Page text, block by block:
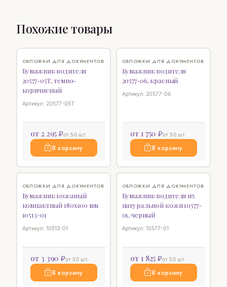
Похожие товары
♡
ОБЛОЖКИ ДЛЯ ДОКУМЕНТОВ
Бумажник водителя
20577-05T, темно-
коричневый
Артикул: 20577-05T
от 2 295 ₽от 50 шт.
В корзину
♡
ОБЛОЖКИ ДЛЯ ДОКУМЕНТОВ
Бумажник водителя
20577-06, красный
Артикул: 20577-06
от 1 750 ₽от 50 шт.
В корзину
♡
ОБЛОЖКИ ДЛЯ ДОКУМЕНТОВ
Бумажник кожаный
компактный 180х100 мм
10513-01
Артикул: 10513-01
от 3 390 ₽от 50 шт.
В корзину
♡
ОБЛОЖКИ ДЛЯ ДОКУМЕНТОВ
Бумажник водителя из
натуральной кожи 10577-
01, черный
Артикул: 10577-01
от 1 825 ₽от 50 шт.
В корзину